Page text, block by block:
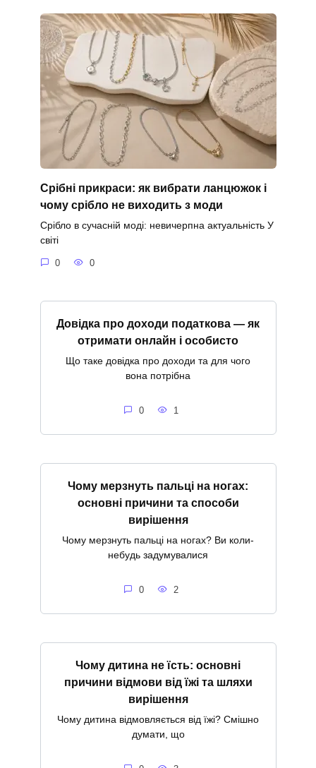
Срібні прикраси: як вибрати ланцюжок і
чому срібло не виходить з моди
Срібло в сучасній моді: невичерпна актуальність У
світі
0 0
Довідка про доходи податкова — як
отримати онлайн і особисто
Що таке довідка про доходи та для чого
вона потрібна
0 1
Чому мерзнуть пальці на ногах:
основні причини та способи
вирішення
Чому мерзнуть пальці на ногах? Ви коли-
небудь задумувалися
0 2
Чому дитина не їсть: основні
причини відмови від їжі та шляхи
вирішення
Чому дитина відмовляється від їжі? Смішно
думати, що